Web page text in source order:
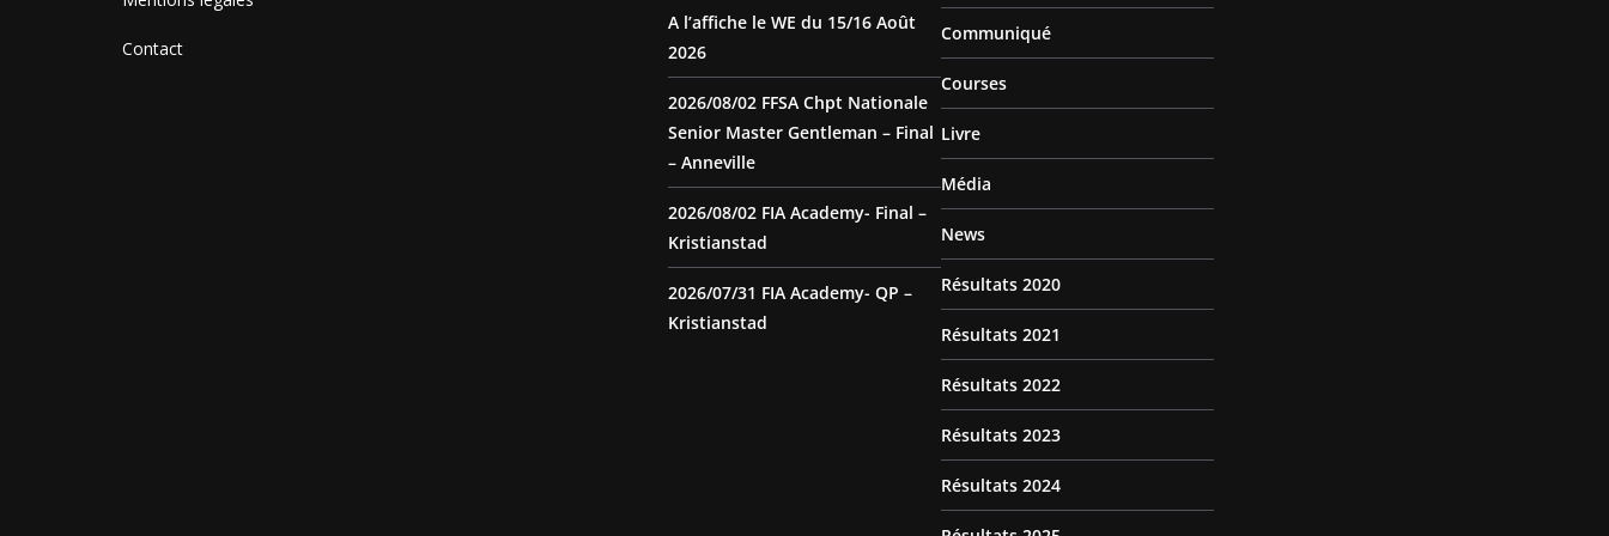
Contact
A l’affiche le WE du 15/16 Août
2026
2026/08/02 FFSA Chpt Nationale
Senior Master Gentleman – Final
– Anneville
2026/08/02 FIA Academy- Final –
Kristianstad
2026/07/31 FIA Academy- QP –
Kristianstad
Communiqué
Courses
Livre
Média
News
Résultats 2020
Résultats 2021
Résultats 2022
Résultats 2023
Résultats 2024